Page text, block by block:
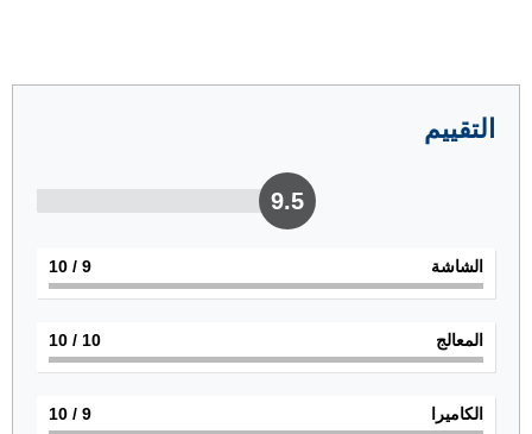
التقييم
9.5
الشاشة 9
/ 10
المعالج 10
/ 10
الكاميرا 9
/ 10